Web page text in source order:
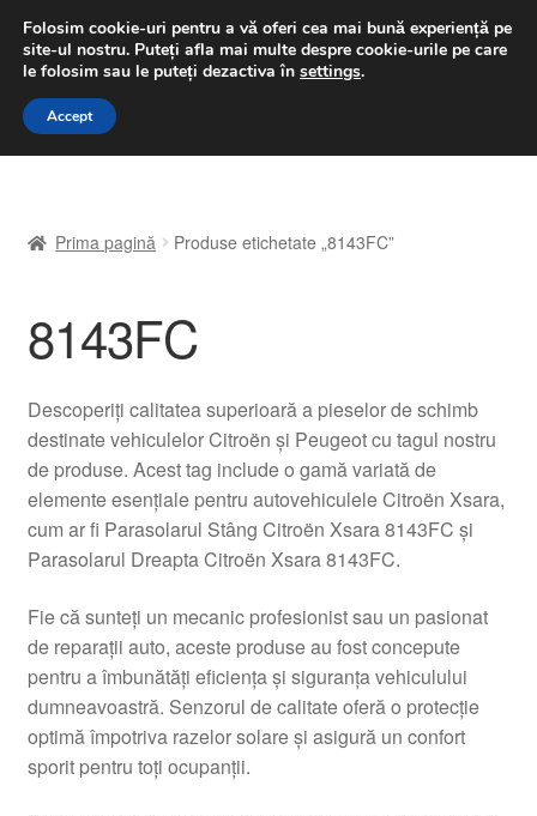
LIVRARE de la 33 lei
luni-vineri 9 a.m. - 4 p.m.031 229 6816
Sari
Sari
A lua legatura
Contul meu
Despre noi
Finalizare comandă
Livrare în toată lumea
Plângere
Plățile
Prima pagină Produse etichetate „8143FC”
8143FC
Descoperiți calitatea superioară a pieselor de schimb
destinate vehiculelor Citroën și Peugeot cu tagul nostru
de produse. Acest tag include o gamă variată de
elemente esențiale pentru autovehiculele Citroën Xsara,
cum ar fi Parasolarul Stâng Citroën Xsara 8143FC și
Parasolarul Dreapta Citroën Xsara 8143FC.
Fie că sunteți un mecanic profesionist sau un pasionat
de reparații auto, aceste produse au fost concepute
pentru a îmbunătăți eficiența și siguranța vehiculului
dumneavoastră. Senzorul de calitate oferă o protecție
optimă împotriva razelor solare și asigură un confort
sporit pentru toți ocupanții.
Folosim cookie-uri pentru a vă oferi cea mai bună experiență pe
site-ul nostru. Puteți afla mai multe despre cookie-urile pe care
le folosim sau le puteți dezactiva în settings.
Accept